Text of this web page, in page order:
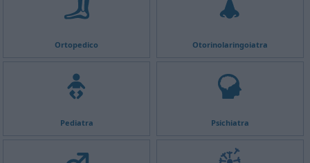
Ortopedico Otorinolaringoiatra
Pediatra Psichiatra